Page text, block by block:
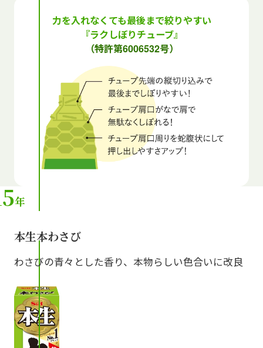
力を入れなくても最後まで絞りやすい
『ラクしぼりチューブ』
（特許第6006532号）
年
本生本わさび
わさびの青々とした香り、本物らしい色合いに改良